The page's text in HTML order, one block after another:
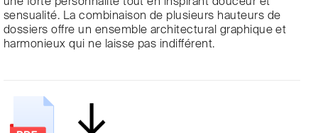
sensualité. La combinaison de plusieurs hauteurs de
dossiers offre un ensemble architectural graphique et
harmonieux qui ne laisse pas indifférent.